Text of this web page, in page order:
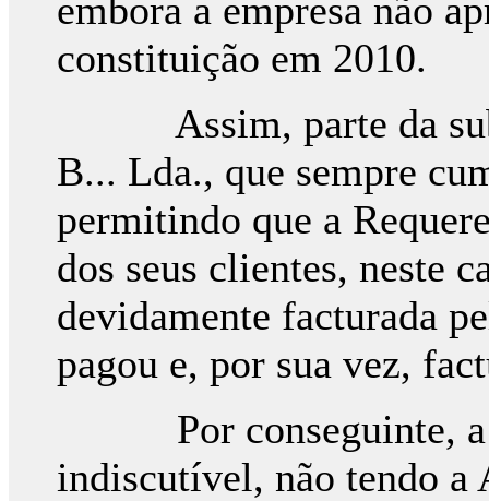
embora a empresa não
constituição em 2010.
Assim, parte da
B... Lda., que sempre
permitindo que a
dos seus clientes, neste
devidamente facturada
pagou e, por sua vez,
Por conseguinte, a
indiscutível, não tendo a